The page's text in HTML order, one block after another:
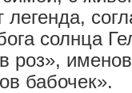
солнца
роз»,
бабочек».